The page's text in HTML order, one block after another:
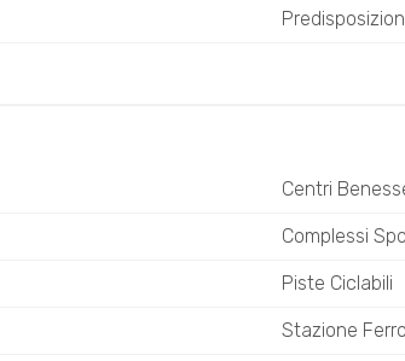
Centri
Complessi
Piste Ciclabili
Stazione